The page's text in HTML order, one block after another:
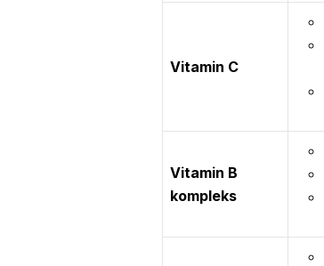
Vitamin C
Vitamin B
kompleks